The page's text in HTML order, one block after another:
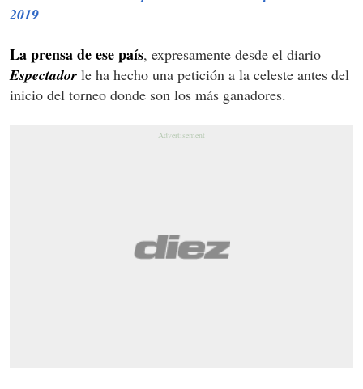
2019
La prensa de ese país, expresamente desde el diario
Espectador le ha hecho una petición a la celeste antes del
inicio del torneo donde son los más ganadores.